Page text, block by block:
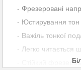
- Фрезеровані
- Юстирування тон
- Важіль тонкої
- Легко читається
- Стійкий